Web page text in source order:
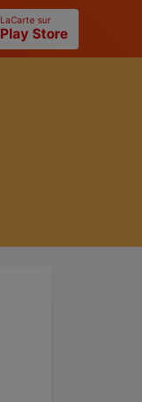
LaCarte sur
Play Store